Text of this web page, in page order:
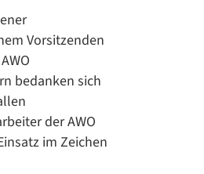
Vorsitzenden
bedanken sich
der AWO
im Zeichen